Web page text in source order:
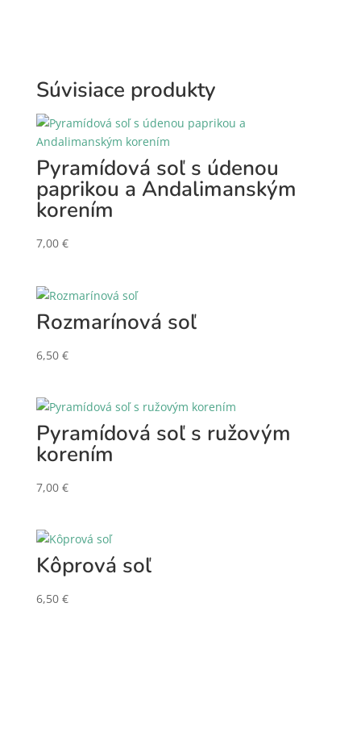
Súvisiace produkty
Pyramídová soľ s údenou
paprikou a Andalimanským
korením
7,00 €
Rozmarínová soľ
6,50 €
Pyramídová soľ s ružovým
korením
7,00 €
Kôprová soľ
6,50 €